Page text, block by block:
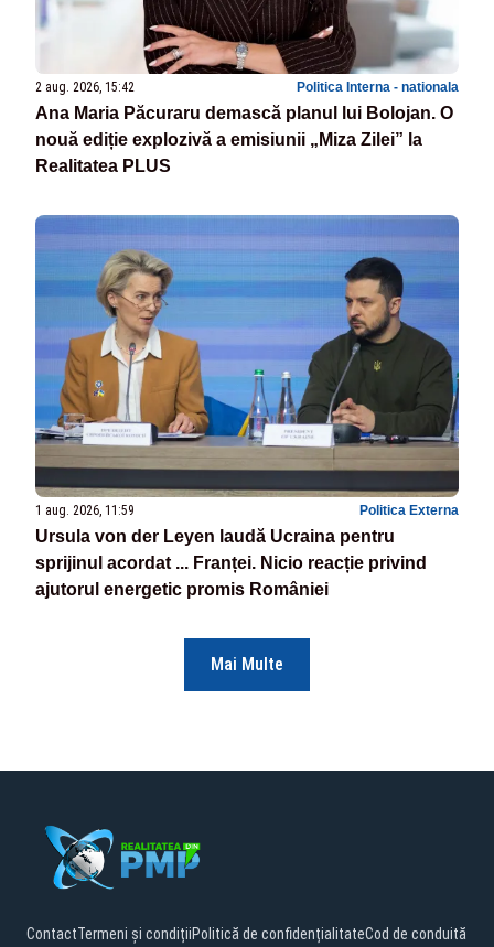
2 aug. 2026, 15:42 Politica Interna - nationala
Ana Maria Păcuraru demască planul lui Bolojan. O
nouă ediție explozivă a emisiunii „Miza Zilei” la
Realitatea PLUS
1 aug. 2026, 11:59 Politica Externa
Ursula von der Leyen laudă Ucraina pentru
sprijinul acordat ... Franței. Nicio reacție privind
ajutorul energetic promis României
Mai Multe
ContactTermeni și condițiiPolitică de confidențialitateCod de conduită